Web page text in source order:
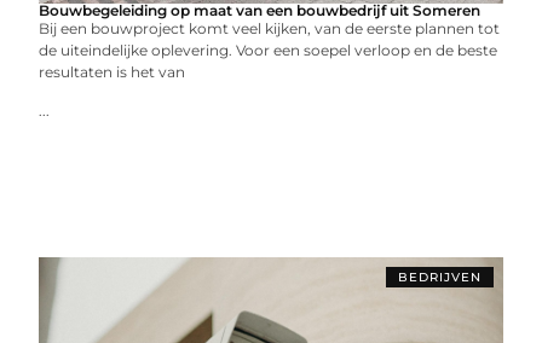
Bouwbegeleiding op maat van een bouwbedrijf uit Someren
Bij een bouwproject komt veel kijken, van de eerste plannen tot
de uiteindelijke oplevering. Voor een soepel verloop en de beste
resultaten is het van
...
BEDRIJVEN